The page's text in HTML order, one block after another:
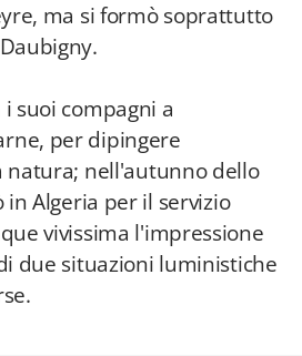
ma si formò soprattutto
suoi compagni a
per dipingere
nell'autunno dello
in Algeria per il servizio
vivissima l'impressione
due situazioni luministiche